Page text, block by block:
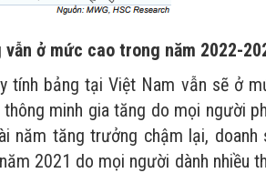
ở mức cao trong năm 2022-
tính bảng tại Việt Nam vẫn sẽ ở
minh gia tăng do mọi người
năm tăng trưởng chậm lại, doanh
2021 do mọi người dành nhiều